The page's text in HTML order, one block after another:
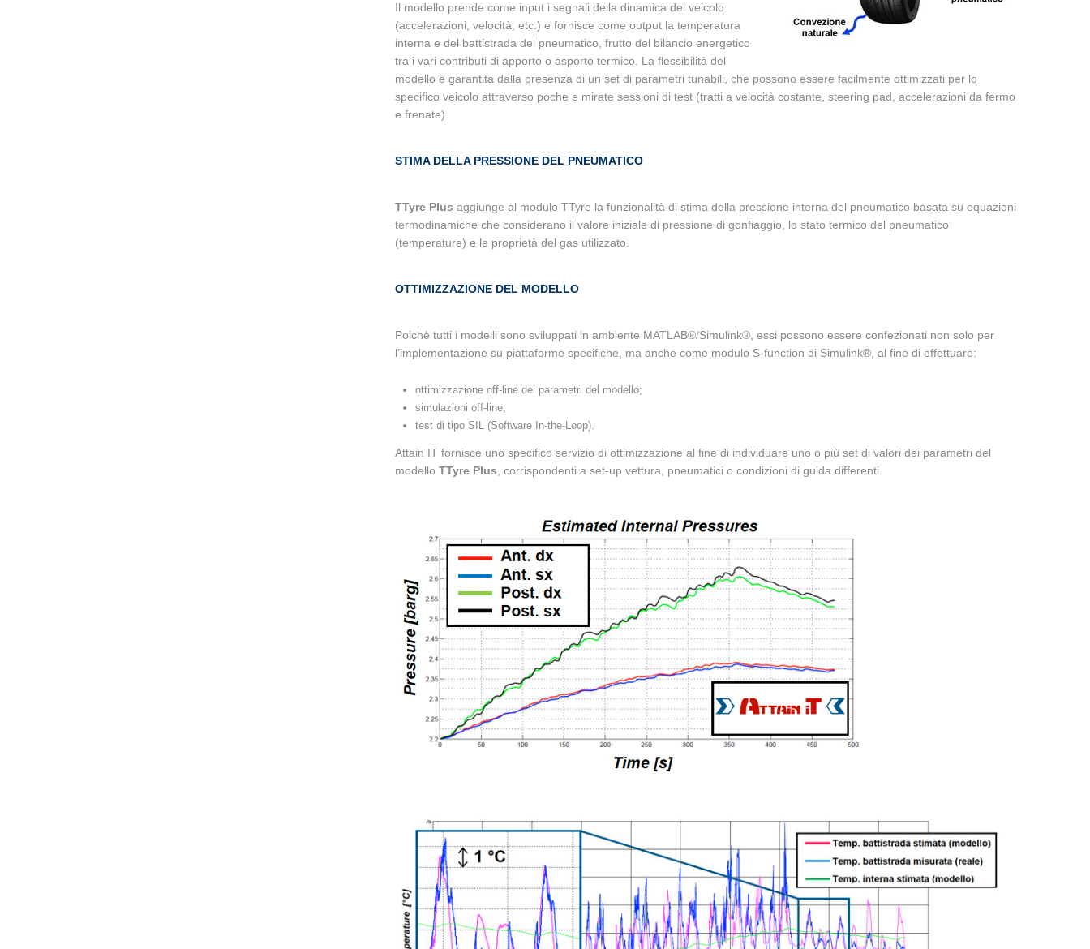
Il modello prende come input i segnali della dinamica del veicolo
(accelerazioni, velocità, etc.) e fornisce come output la temperatura
interna e del battistrada del pneumatico, frutto del bilancio energetico
tra i vari contributi di apporto o asporto termico. La flessibilità del
modello è garantita dalla presenza di un set di parametri tunabili, che possono essere facilmente ottimizzati per lo
specifico veicolo attraverso poche e mirate sessioni di test (tratti a velocità costante, steering pad, accelerazioni da fermo
e frenate).
STIMA DELLA PRESSIONE DEL PNEUMATICO
TTyre Plus aggiunge al modulo TTyre la funzionalità di stima della pressione interna del pneumatico basata su equazioni
termodinamiche che considerano il valore iniziale di pressione di gonfiaggio, lo stato termico del pneumatico
(temperature) e le proprietà del gas utilizzato.
OTTIMIZZAZIONE DEL MODELLO
Poichè tutti i modelli sono sviluppati in ambiente MATLAB®/Simulink®, essi possono essere confezionati non solo per
l’implementazione su piattaforme specifiche, ma anche come modulo S-function di Simulink®, al fine di effettuare:
ottimizzazione off-line dei parametri del modello;
simulazioni off-line;
test di tipo SIL (Software In-the-Loop).
Attain IT fornisce uno specifico servizio di ottimizzazione al fine di individuare uno o più set di valori dei parametri del
modello TTyre Plus , corrispondenti a set-up vettura, pneumatici o condizioni di guida differenti.